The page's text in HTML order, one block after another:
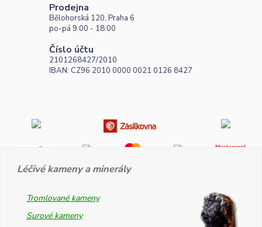
Prodejna
Bělohorská 120, Praha 6
po-pá 9:00 - 18:00
Číslo účtu
2101268427/2010
IBAN: CZ96 2010 0000 0021 0126 8427
Léčivé kameny a minerály
Tromlované kameny
Surové kameny